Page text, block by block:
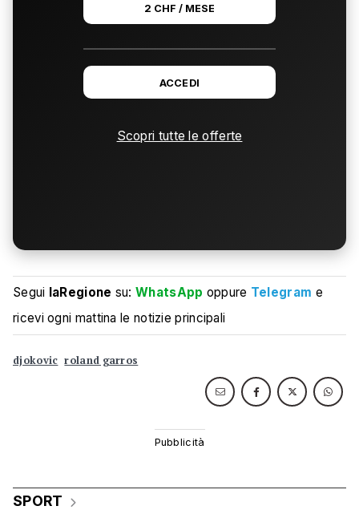
2 CHF / MESE
ACCEDI
Scopri tutte le offerte
Segui laRegione su:WhatsApp oppure Telegram e
ricevi ogni mattina le notizie principali
djokovic roland garros
SPORT